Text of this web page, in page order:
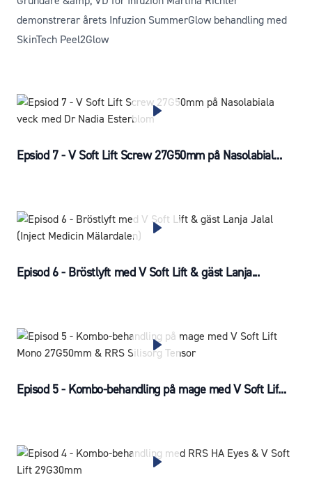
demonstrerar årets Infuzion SummerGlow behandling med
SkinTech Peel2Glow
Epsiod 7 - V Soft Lift Screw 27G50mm på Nasolabial...
Episod 6 - Bröstlyft med V Soft Lift & gäst Lanja...
Episod 5 - Kombo-behandling på mage med V Soft Lif...